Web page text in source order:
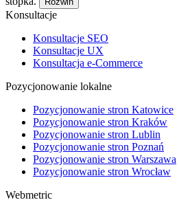
Konsultacje
Konsultacje SEO
Konsultacje UX
Konsultacja e-Commerce
Pozycjonowanie lokalne
Pozycjonowanie stron Katowice
Pozycjonowanie stron Kraków
Pozycjonowanie stron Lublin
Pozycjonowanie stron Poznań
Pozycjonowanie stron Warszawa
Pozycjonowanie stron Wrocław
Webmetric